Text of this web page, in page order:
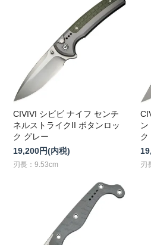
CIVIVI シビビ ナイフ センチ
ネルストライクII ボタンロッ
ク グレー
19,200円(内税)
刃長：9.53cm
ク
刃